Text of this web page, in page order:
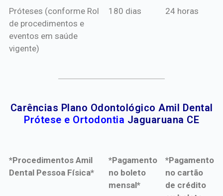
Próteses (conforme Rol
de procedimentos e
eventos em saúde
vigente)
180 dias 24 horas
Carências Plano Odontológico Amil Dental
Prótese e Ortodontia Jaguaruana CE
*Procedimentos Amil
Dental Pessoa Física*
*Pagamento
no boleto
mensal*
*Pagamento
no cartão
de crédito